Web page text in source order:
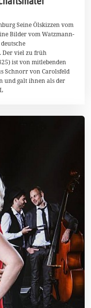
Seine Ölskizzen vom
Bilder vom Watzmann-
Der viel zu früh
ist von mitlebenden
Schnorr von Carolsfeld
und galt ihnen als der